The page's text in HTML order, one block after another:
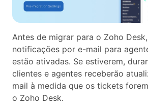
Antes de migrar para o Zoho
notificações por e-mail para
estão ativadas. Se estiverem,
clientes e agentes receberão
mail à medida que os tickets
o Zoho Desk.